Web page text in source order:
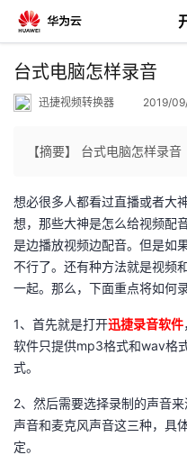
返
个
人
页
我
开
者
的
发
我
Programs
的
台式电脑怎样录音
迅捷视频转换器 2019/
【摘要】 台式电脑怎样录音
想必很多人都看过直播或者大
想，那些大神是怎么给视频配
是边播放视频边配音。但是如
不行了。还有种方法就是视频
一起。那么，下面重点将如何
1、首先就是打开迅捷录音软件
软件只提供mp3格式和wav格
式。
2、然后需要选择录制的声音
声音和麦克风声音这三种，具
定。